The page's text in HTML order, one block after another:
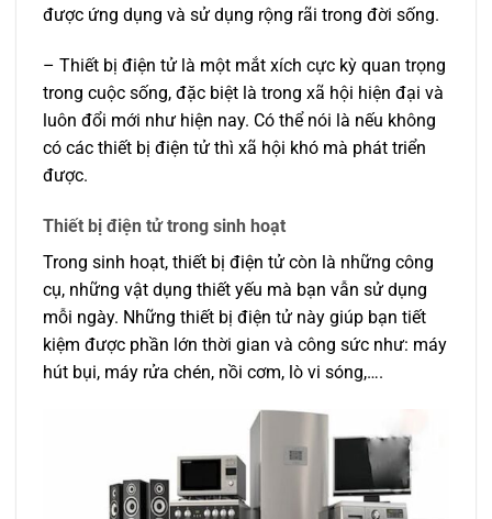
được ứng dụng và sử dụng rộng rãi trong đời sống.
– Thiết bị điện tử là một mắt xích cực kỳ quan trọng
trong cuộc sống, đặc biệt là trong xã hội hiện đại và
luôn đổi mới như hiện nay. Có thể nói là nếu không
có các thiết bị điện tử thì xã hội khó mà phát triển
được.
Thiết bị điện tử trong sinh hoạt
Trong sinh hoạt, thiết bị điện tử còn là những công
cụ, những vật dụng thiết yếu mà bạn vẫn sử dụng
mỗi ngày. Những thiết bị điện tử này giúp bạn tiết
kiệm được phần lớn thời gian và công sức như: máy
hút bụi, máy rửa chén, nồi cơm, lò vi sóng,….